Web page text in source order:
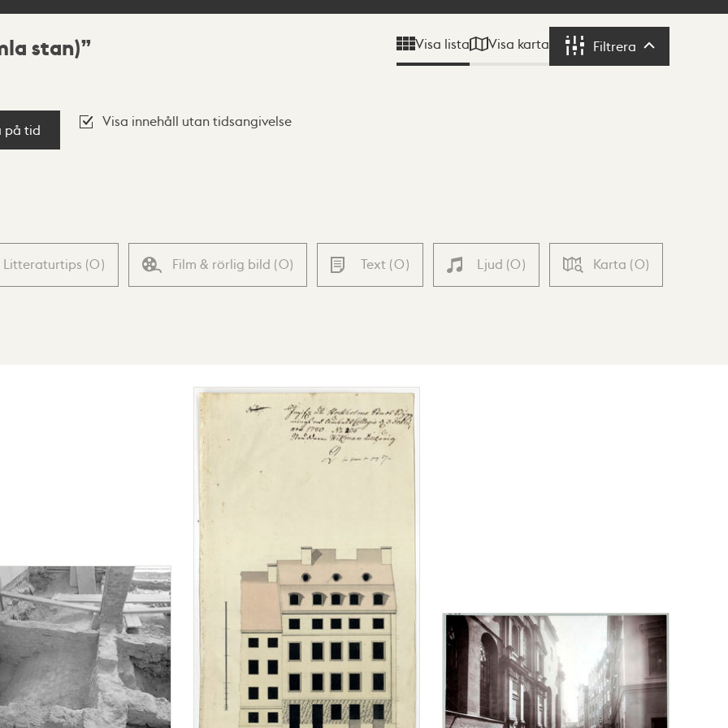
stan) Visa lista Visa karta Filtrera Filtrera
på tid
Visa innehåll utan tidsangivelse
Litteraturtips (0) Film & rörlig bild (0) Text (0) Ljud (0) Karta (0)